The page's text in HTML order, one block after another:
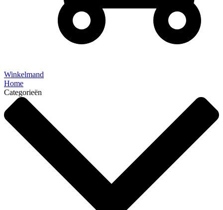
Winkelmand
Home
Categorieën